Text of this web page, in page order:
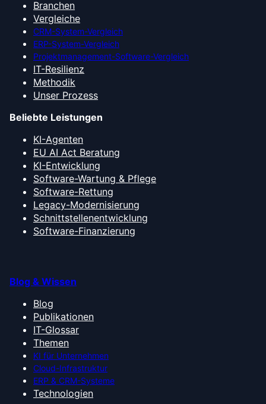
Branchen
Vergleiche
CRM-System-Vergleich
ERP-System-Vergleich
Projektmanagement-Software-Vergleich
IT-Resilienz
Methodik
Unser Prozess
Beliebte Leistungen
KI-Agenten
EU AI Act Beratung
KI-Entwicklung
Software-Wartung & Pflege
Software-Rettung
Legacy-Modernisierung
Schnittstellenentwicklung
Software-Finanzierung
Blog & Wissen
Blog
Publikationen
IT-Glossar
Themen
KI für Unternehmen
Cloud-Infrastruktur
ERP & CRM-Systeme
Technologien